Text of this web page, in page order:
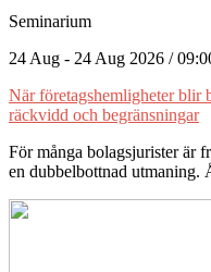
Seminarium
24 Aug - 24 Aug 2026 /
När företagshemligheter blir
räckvidd och begränsningar
För många bolagsjurister är
en dubbelbottnad utmaning.